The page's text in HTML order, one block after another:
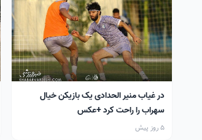
در غیاب منیر الحدادی یک بازیکن خیال
سهراب را راحت کرد +عکس
5 روز پیش